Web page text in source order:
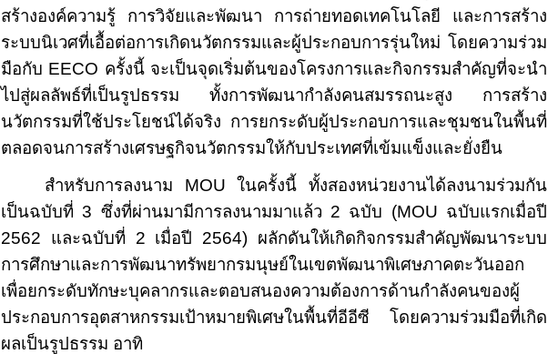
สร้างองค์ความรู้ การวิจัยและพัฒนา การถ่ายทอดเทคโนโลยี และการสร้าง
ระบบนิเวศที่เอื้อต่อการเกิดนวัตกรรมและผู้ประกอบการรุ่นใหม่ โดยความร่วม
มือกับ EECO ครั้งนี้ จะเป็นจุดเริ่มต้นของโครงการและกิจกรรมสำคัญที่จะนำ
ไปสู่ผลลัพธ์ที่เป็นรูปธรรม ทั้งการพัฒนากำลังคนสมรรถนะสูง การสร้าง
นวัตกรรมที่ใช้ประโยชน์ได้จริง การยกระดับผู้ประกอบการและชุมชนในพื้นที่
ตลอดจนการสร้างเศรษฐกิจนวัตกรรมให้กับประเทศที่เข้มแข็งและยั่งยืน
สำหรับการลงนาม MOUในครั้งนี้ ทั้งสองหน่วยงานได้ลงนามร่วมกัน
เป็นฉบับที่ 3 ซึ่งที่ผ่านมามีการลงนามมาแล้ว 2 ฉบับ (MOU ฉบับแรกเมื่อปี
2562 และฉบับที่ 2 เมื่อปี 2564) ผลักดันให้เกิดกิจกรรมสำคัญพัฒนาระบบ
การศึกษาและการพัฒนาทรัพยากรมนุษย์ในเขตพัฒนาพิเศษภาคตะวันออก
เพื่อยกระดับทักษะบุคลากรและตอบสนองความต้องการด้านกำลังคนของผู้
ประกอบการอุตสาหกรรมเป้าหมายพิเศษในพื้นที่อีอีซี โดยความร่วมมือที่เกิด
ผลเป็นรูปธรรม อาทิ